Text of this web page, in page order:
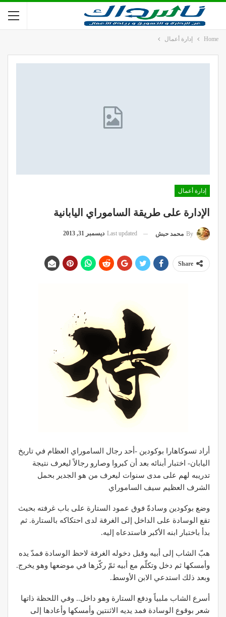
Home إدارة أعمال
إدارة أعمال
الإدارة على طريقة الساموراي اليابانية
By محمد حبش Last updated ديسمبر 31, 2013
Share
أراد تسوكاهارا بوكودين -أحد رجال الساموراي العظام في تاريخ
اليابان- اختبار أبنائه بعد أن كبروا وصارو رجالاً ليعرف نتيجة
تدريبه لهم على مدى سنوات ليعرف من هو الجدير بحمل
الشرف العظيم سيف الساموراي
وضع بوكودين وسادةً فوق عمود الستارة على باب غرفته بحيث
تقع الوسادة على الداخل إلى الغرفة لدى احتكاكه بالستارة. ثم
بدأ باختبار ابنه الأكبر فاستدعاه إليه.
هبّ الشاب إلى أبيه وقبل دخوله الغرفة لاحظ الوسادة فمدّ يده
وأمسكها ثم دخل وتكلّم مع أبيه ثمّ ركّزها في موضعها وهو يخرج.
وبعد ذلك استدعي الابن الأوسط.
أسرع الشاب ملبياً ودفع الستارة وهو داخل.. وفي اللحظة ذاتها
شعر بوقوع الوسادة فمد يديه الاثنتين وأمسكها وأعادها إلى